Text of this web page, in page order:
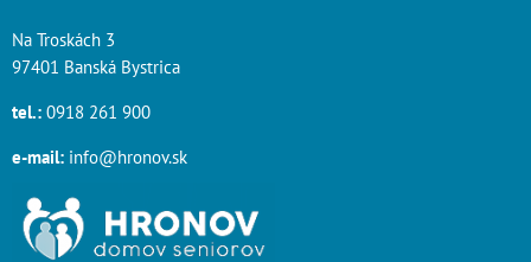
Na Troskách 3
97401 Banská Bystrica
tel.: 0918 261 900
e-mail: info@hronov.sk